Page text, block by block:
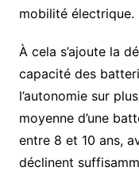
mobilité électrique.
À cela s’ajoute la
capacité des
l’autonomie sur
moyenne d’une
entre 8 et 10 ans,
déclinent